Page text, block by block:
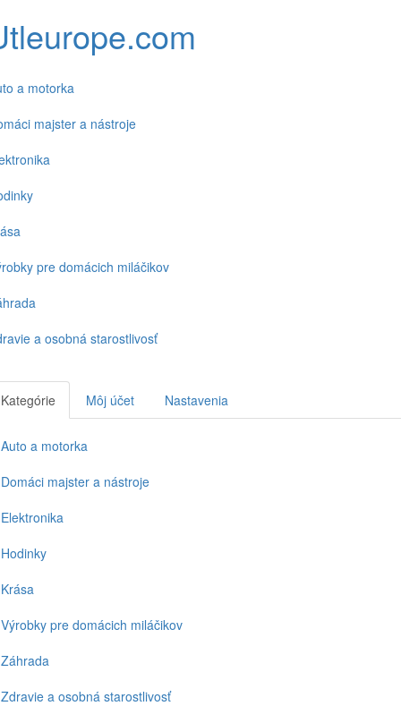
a motorka
majster a nástroje
pre domácich miláčikov
a osobná starostlivosť
Kategórie Môj účet Nastavenia
Auto a motorka
Domáci majster a nástroje
Elektronika
Hodinky
Krása
Výrobky pre domácich miláčikov
Záhrada
Zdravie a osobná starostlivosť